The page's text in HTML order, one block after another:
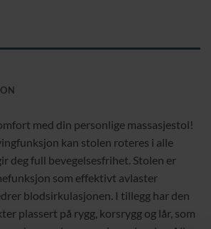
med din personlige massasjestol!
kan stolen roteres i alle
deg full bevegelsesfrihet. Stolen er
som effektivt avlaster
blodsirkulasjonen. I tillegg har den
plassert på rygg, korsrygg og lår, som